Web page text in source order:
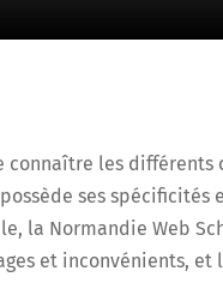
les différents
ses spécificités
la Normandie Web
et inconvénients, et